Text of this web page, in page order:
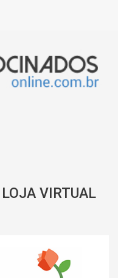
VIRTUAL